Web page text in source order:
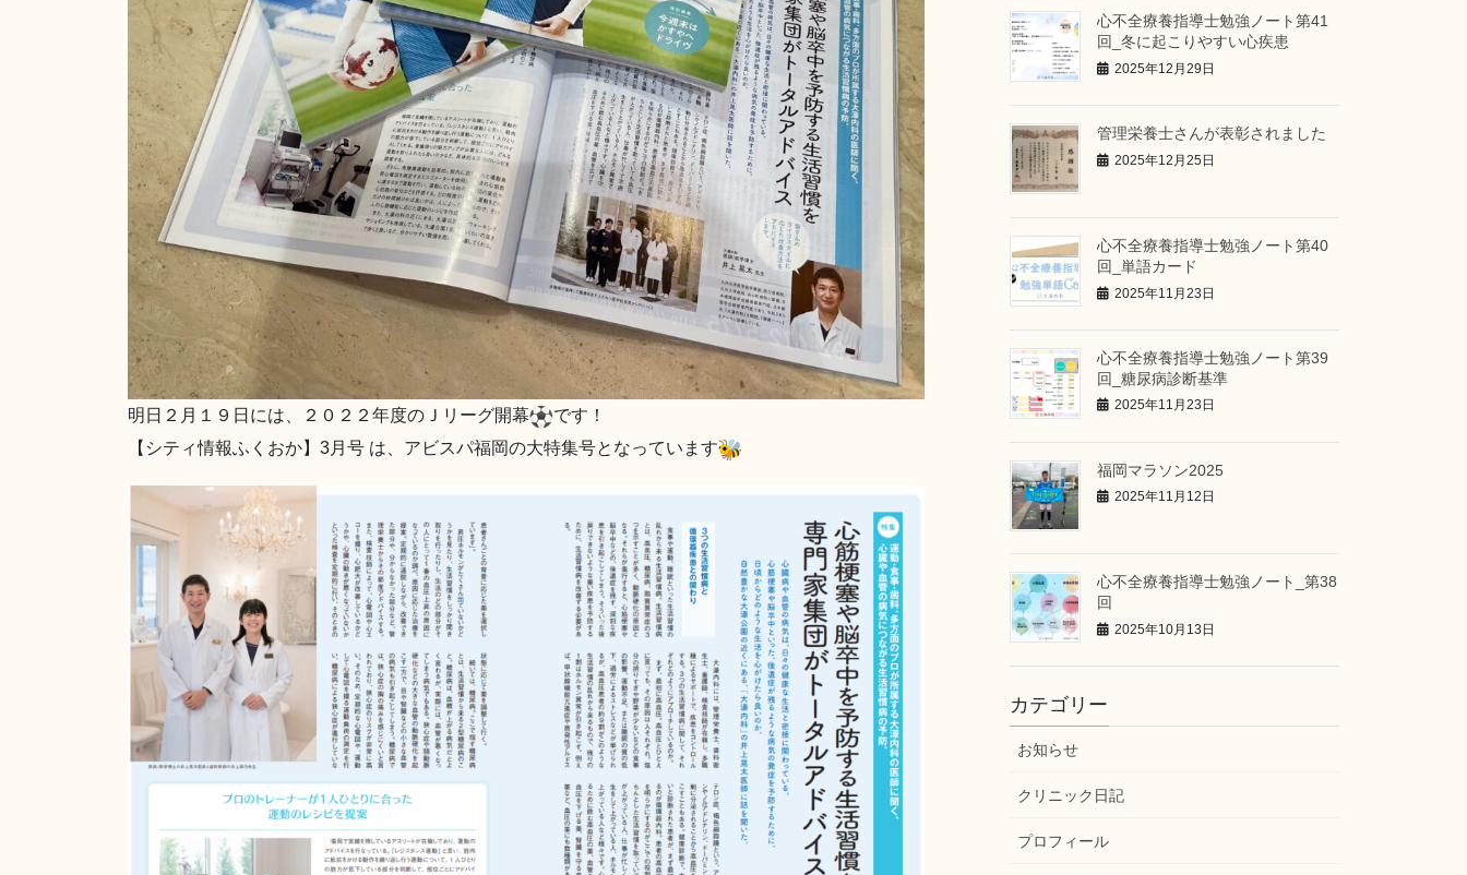
明日２月１９日には、２０２２年度のＪリーグ開幕
です！
【シティ情報ふくおか】3月号 は、アビスパ福岡の大特集号となっています
心不全療養指導士勉強ノート第41
回_冬に起こりやすい心疾患
2025年12月29日
管理栄養士さんが表彰されました
2025年12月25日
心不全療養指導士勉強ノート第40
回_単語カード
2025年11月23日
心不全療養指導士勉強ノート第39
回_糖尿病診断基準
2025年11月23日
福岡マラソン2025
2025年11月12日
心不全療養指導士勉強ノート_第38
回
2025年10月13日
カテゴリー
お知らせ
クリニック日記
プロフィール